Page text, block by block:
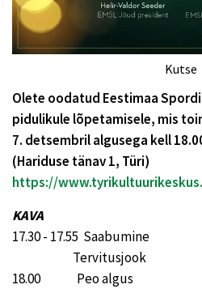
Kutse
Olete oodatud Eestimaa
pidulikule lõpetamisele, mis
7. detsembril algusega kell
(Hariduse tänav 1, Türi)
https://
KAVA
17.30 - 17.55 Saabumine
Tervitusjook
18.00 Peo algus